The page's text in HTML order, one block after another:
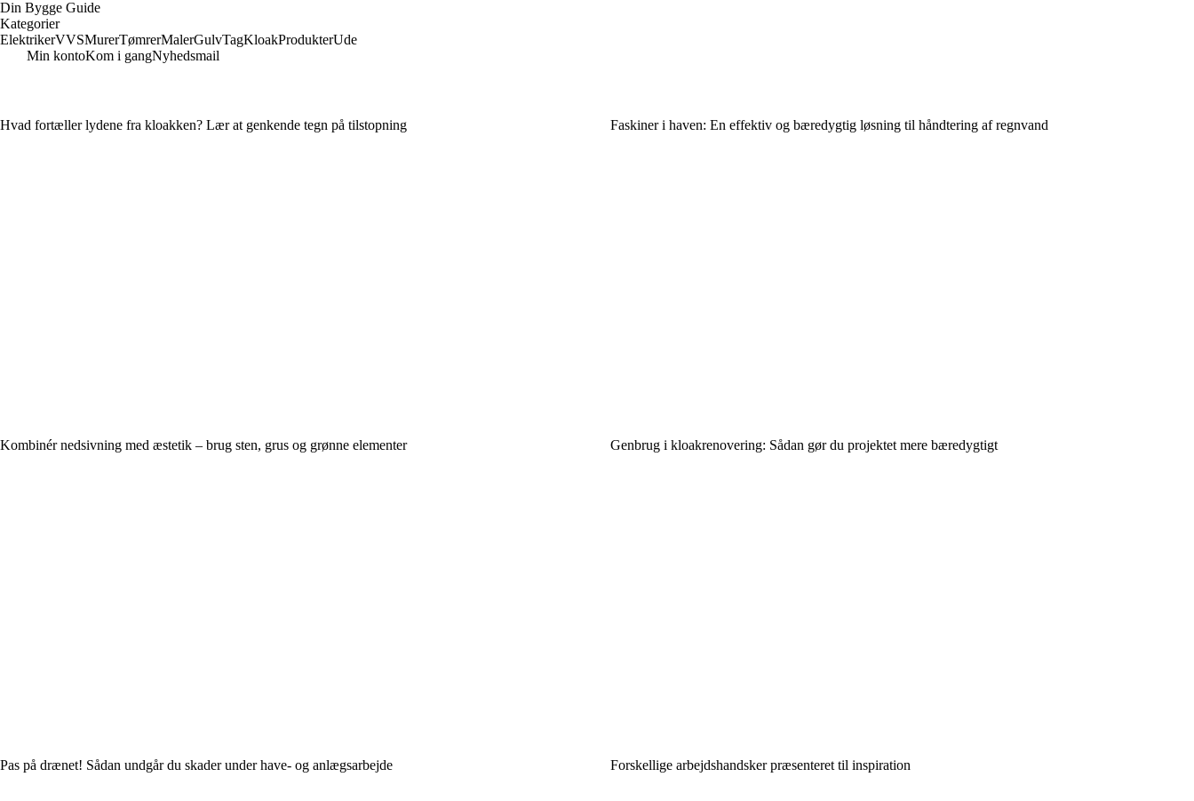
Din Bygge Guide
Kategorier
ElektrikerVVSMurerTømrerMalerGulvTagKloakProdukterUde
Min kontoKom i gangNyhedsmail
Hvad fortæller lydene fra kloakken? Lær at genkende tegn på tilstopning Faskiner i haven: En effektiv og bæredygtig løsning til håndtering af regnvand
Kombinér nedsivning med æstetik – brug sten, grus og grønne elementer Genbrug i kloakrenovering: Sådan gør du projektet mere bæredygtigt
Pas på drænet! Sådan undgår du skader under have- og anlægsarbejde Forskellige arbejdshandsker præsenteret til inspiration